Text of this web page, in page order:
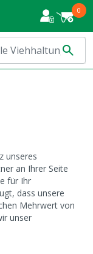
0
unseres
an Ihrer Seite
für Ihr
dass unsere
Mehrwert von
unser